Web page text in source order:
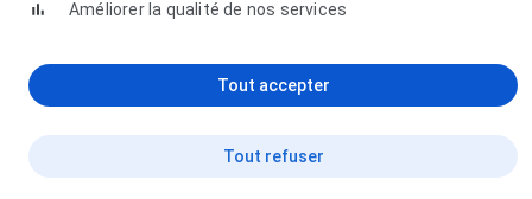
Améliorer la qualité de nos services
Tout refuser
Tout accepter